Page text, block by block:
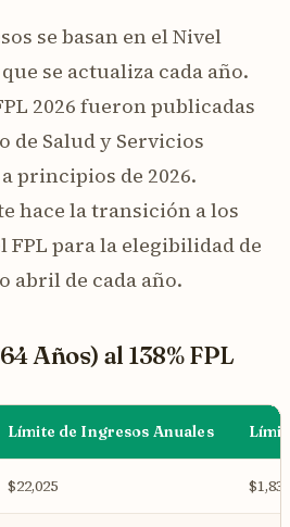
se basan en el Nivel
se actualiza cada año.
2026 fueron publicadas
de Salud y Servicios
principios de 2026.
hace la transición a los
para la elegibilidad de
abril de cada año.
Años) al 138% FPL
Límite de Ingresos Anuales
$22,025 $1,835